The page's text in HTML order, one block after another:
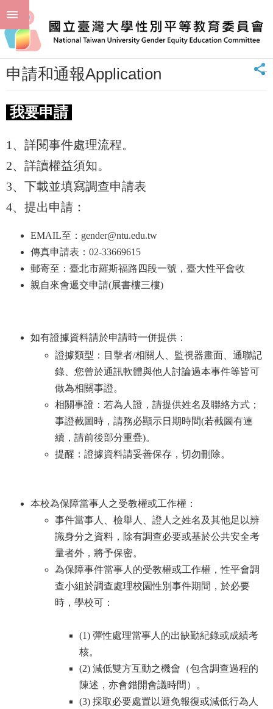
跳到主要內容區塊
進
階
搜
尋
回
頁
首
頁
絡
資
About
Resources
Notice
Application
:::
首頁
申請和通報Application _
我要申請
1、詳閱事件處理流程。
2、詳讀權益須知。
3、下載並填寫調查申請表
4、提出申請：
EMAIL至：gender@ntu.edu.tw
傳真申請表：02-33669615
郵寄至：臺北市羅斯福路四段一號，臺大性平會收
親自來會遞交申請(展書樓三樓)
如有證據資料請於申請時一併提供：
證據類型：目擊者/相關人、監視器畫面、通聯記
錄、您曾於通訊軟體與他人討論過本事件等皆可
做為相關事證。
相關事證：若為人證，請提供姓名及聯絡方式；
事證截圖時，請務必顯示日期時間(若截圖有連
續，請前後部分重疊)。
提醒：證據資料請妥善保存，切勿刪除。
本校為保障當事人之受教權或工作權：
事件當事人、檢舉人、證人之姓名及其他足以辨
識身分之資料，除有調查必要或基於公共安全考
量者外，將予保密。
為保障事件當事人的受教權或工作權，性平會調
查小組於調查處理校園性別事件期間，於必要
時，學校可：
(1) 彈性處理當事人的出缺勤紀錄或成績考
核。
(2) 減低雙方互動之機會（包含調查過程的
陳述，亦會錯開會議時間）。
(3) 採取必要處置以避免報復或減低行為人